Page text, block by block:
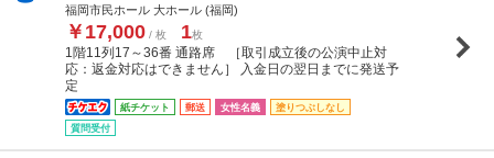
福岡市民ホール 大ホール (福岡)
￥17,000 / 枚 1枚
1階11列17～36番 通路席 ［取引成立後の公演中止対
応：返金対応はできません］ 入金日の翌日までに発送予
定
紙チケット 郵送 女性名義
塗りつぶしなし
質問受付